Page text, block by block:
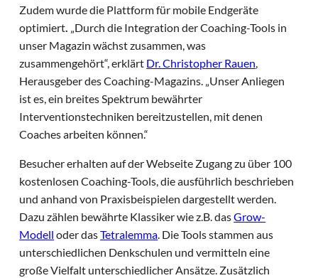
Zudem wurde die Plattform für mobile Endgeräte
optimiert. „Durch die Integration der Coaching-Tools in
unser Magazin wächst zusammen, was
zusammengehört“, erklärt Dr. Christopher Rauen,
Herausgeber des Coaching-Magazins. „Unser Anliegen
ist es, ein breites Spektrum bewährter
Interventionstechniken bereitzustellen, mit denen
Coaches arbeiten können.“
Besucher erhalten auf der Webseite Zugang zu über 100
kostenlosen Coaching-Tools, die ausführlich beschrieben
und anhand von Praxisbeispielen dargestellt werden.
Dazu zählen bewährte Klassiker wie z.B. dasGrow-
Modell oder dasTetralemma. Die Tools stammen aus
unterschiedlichen Denkschulen und vermitteln eine
große Vielfalt unterschiedlicher Ansätze. Zusätzlich